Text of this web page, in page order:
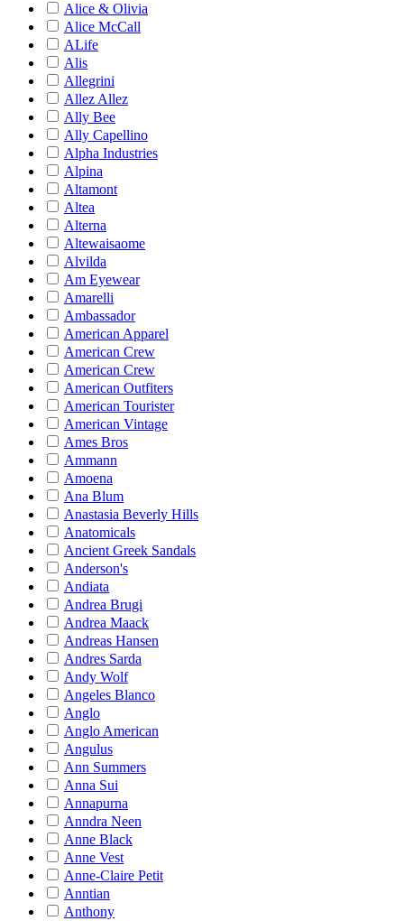
Alice & Olivia
Alice McCall
ALife
Alis
Allegrini
Allez Allez
Ally Bee
Ally Capellino
Alpha Industries
Alpina
Altamont
Altea
Alterna
Altewaisaome
Alvilda
Am Eyewear
Amarelli
Ambassador
American Apparel
American Crew
American Crew
American Outfiters
American Tourister
American Vintage
Ames Bros
Ammann
Amoena
Ana Blum
Anastasia Beverly Hills
Anatomicals
Ancient Greek Sandals
Anderson's
Andiata
Andrea Brugi
Andrea Maack
Andreas Hansen
Andres Sarda
Andy Wolf
Angeles Blanco
Anglo
Anglo American
Angulus
Ann Summers
Anna Sui
Annapurna
Anndra Neen
Anne Black
Anne Vest
Anne-Claire Petit
Anntian
Anthony